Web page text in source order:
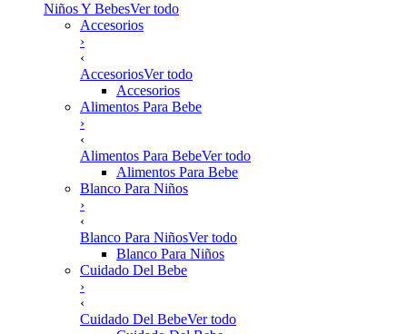
Niños Y BebesVer todo
Accesorios
›
‹
AccesoriosVer todo
Accesorios
Alimentos Para Bebe
›
‹
Alimentos Para BebeVer todo
Alimentos Para Bebe
Blanco Para Niños
›
‹
Blanco Para NiñosVer todo
Blanco Para Niños
Cuidado Del Bebe
›
‹
Cuidado Del BebeVer todo